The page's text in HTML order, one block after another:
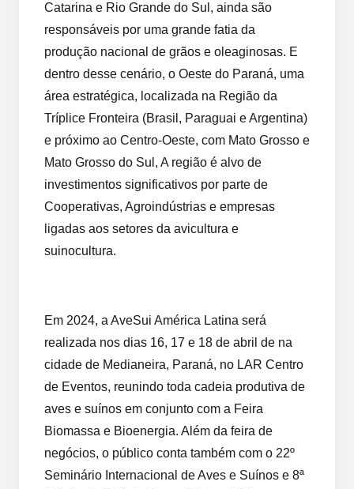
Catarina e Rio Grande do Sul, ainda são
responsáveis por uma grande fatia da
produção nacional de grãos e oleaginosas. E
dentro desse cenário, o Oeste do Paraná, uma
área estratégica, localizada na Região da
Tríplice Fronteira (Brasil, Paraguai e Argentina)
e próximo ao Centro-Oeste, com Mato Grosso e
Mato Grosso do Sul, A região é alvo de
investimentos significativos por parte de
Cooperativas, Agroindústrias e empresas
ligadas aos setores da avicultura e
suinocultura.
Em 2024, a AveSui América Latina será
realizada nos dias 16, 17 e 18 de abril de na
cidade de Medianeira, Paraná, no LAR Centro
de Eventos, reunindo toda cadeia produtiva de
aves e suínos em conjunto com a Feira
Biomassa e Bioenergia. Além da feira de
negócios, o público conta também com o 22º
Seminário Internacional de Aves e Suínos e 8ª